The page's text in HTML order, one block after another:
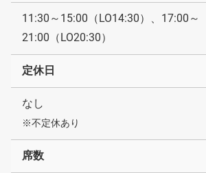
11:30～15:00（LO14:30）、17:00～
21:00（LO20:30）
定休日
なし
※不定休あり
席数